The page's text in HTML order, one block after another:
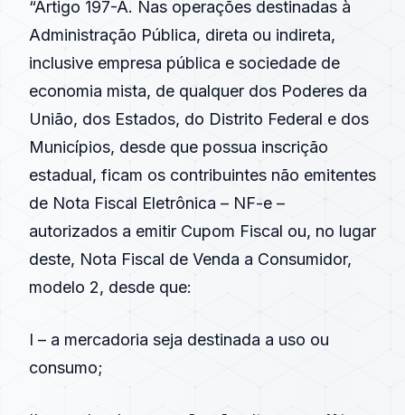
“Artigo 197-A. Nas operações destinadas à
Administração Pública, direta ou indireta,
inclusive empresa pública e sociedade de
economia mista, de qualquer dos Poderes da
União, dos Estados, do Distrito Federal e dos
Municípios, desde que possua inscrição
estadual, ficam os contribuintes não emitentes
de Nota Fiscal Eletrônica – NF-e –
autorizados a emitir Cupom Fiscal ou, no lugar
deste, Nota Fiscal de Venda a Consumidor,
modelo 2, desde que:
I – a mercadoria seja destinada a uso ou
consumo;